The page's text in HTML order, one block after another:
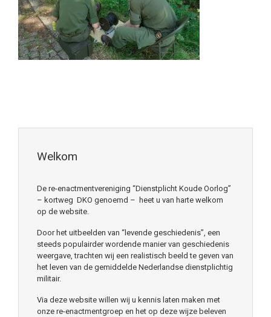
Welkom
De re-enactmentvereniging “Dienstplicht Koude Oorlog”
– kortweg DKO genoemd – heet u van harte welkom
op de website.
Door het uitbeelden van “levende geschiedenis”, een
steeds populairder wordende manier van geschiedenis
weergave, trachten wij een realistisch beeld te geven van
het leven van de gemiddelde Nederlandse dienstplichtig
militair.
Via deze website willen wij u kennis laten maken met
onze re-enactmentgroep en het op deze wijze beleven